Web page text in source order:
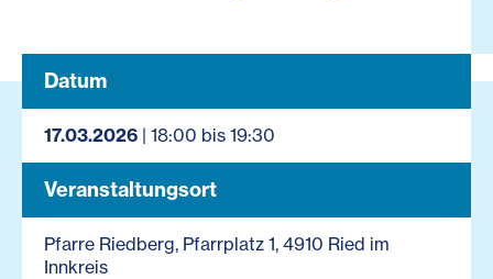
Datum
17.03.2026 | 18:00 bis 19:30
Veranstaltungsort
Pfarre Riedberg, Pfarrplatz 1, 4910 Ried im
Innkreis